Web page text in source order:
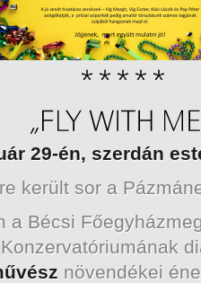
29-én, szerdán
került sor a
a Bécsi
Konzervatóriumának
növendékei